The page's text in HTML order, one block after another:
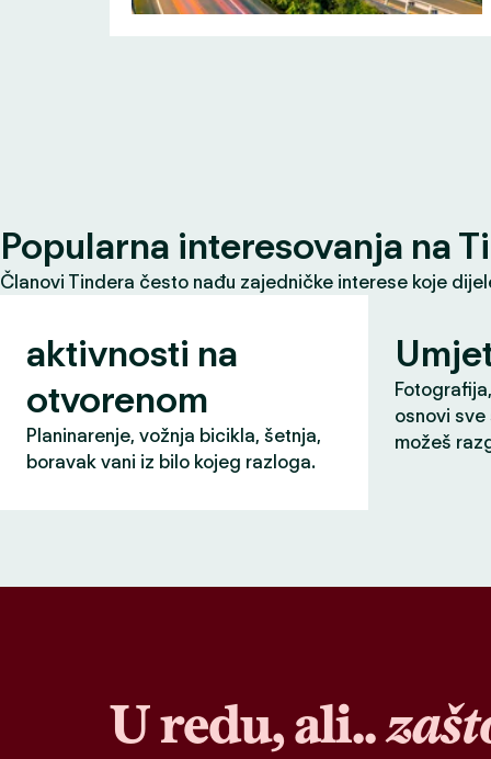
Popularna interesovanja na
Članovi Tindera često nađu zajedničke interese koje
aktivnosti na
otvorenom
Planinarenje, vožnja bicikla, šetnja,
boravak vani iz bilo kojeg razloga.
osnovi
možeš
U redu, ali..